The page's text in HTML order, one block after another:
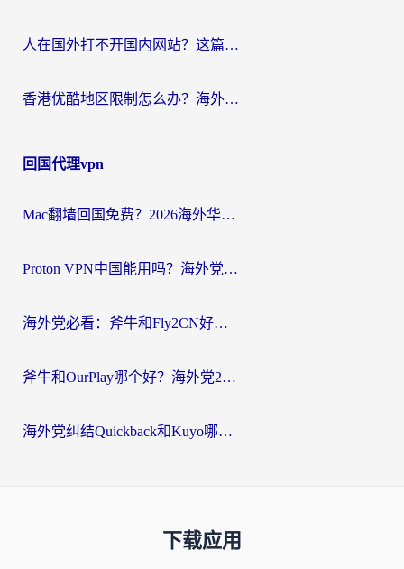
人在国外打不开国内网站？这篇攻略帮你无缝解锁国内资源（附交管12123使用技巧）
香港优酷地区限制怎么办？海外党亲测有效的追剧解决方案
回国代理vpn
Mac翻墙回国免费？2026海外华人亲测：从CCTV5直播到国内APP，这样选加速器才靠谱
Proton VPN中国能用吗？海外党选回国加速器的避坑指南（附番茄加速器实测）
海外党必看：斧牛和Fly2CN好用吗？3招教你选对回国加速器（附免费试用攻略）
斧牛和OurPlay哪个好？海外党2026亲测：选对加速器，国内资源秒加载
海外党纠结Quickback和Kuyo哪个好？选对回国加速器才能无缝刷国内资源
下载应用